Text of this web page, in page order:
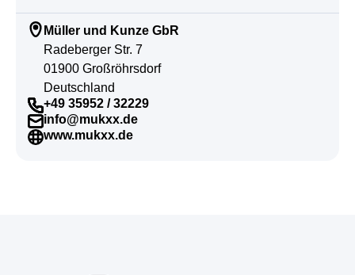
Müller und Kunze GbR
Radeberger Str. 7
01900 Großröhrsdorf
Deutschland
+49 35952 / 32229
info@mukxx.de
www.mukxx.de